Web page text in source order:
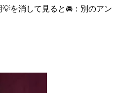
を消して見ると🚘：別のアン